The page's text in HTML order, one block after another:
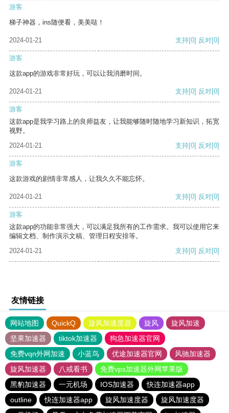
游客
梯子神器，ins随便看，美美哒！
2024-01-21 支持[0] 反对[0]
游客
这款app的游戏非常好玩，可以让我消磨时间。
2024-01-21 支持[0] 反对[0]
游客
这款app是我学习路上的良师益友，让我能够随时随地学习新知识，拓宽
视野。
2024-01-21
支持[0] 反对[0]
游客
这款游戏的剧情非常感人，让我久久不能忘怀。
2024-01-21 支持[0] 反对[0]
游客
这款app的功能非常强大，可以满足我所有的工作需求。我可以使用它来
编辑文档、制作演示文稿、管理日程安排等。
2024-01-21
支持[0] 反对[0]
友情链接
网站地图 QuickQ 旋风加速度器 旋风
旋风加速
坚果加速器
tiktok加速器
狗急加速器官网
免费vqn外网加速
小蓝鸟 优途加速器官网
风驰加速器
旋风加速器
八戒看书
免费vps加速器外网苹果版
黑豹加速器
一元机场 IOS加速器
快连加速器app
outline
快连加速器app 旋风加速度器
旋风加速度器